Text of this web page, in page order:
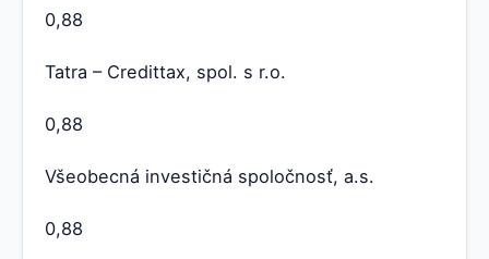
0,88
Tatra – Credittax, spol. s r.o.
0,88
Všeobecná investičná spoločnosť, a.s.
0,88